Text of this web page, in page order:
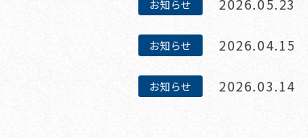
お知らせ 2026.05.23
お知らせ 2026.04.15
お知らせ 2026.03.14